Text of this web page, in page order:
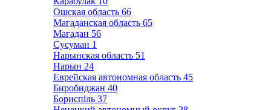
Ошская область 66
Магаданская область 65
Магадан 56
Сусуман 1
Нарынская область 51
Нарын 24
Еврейская автономная область 45
Биробиджан 40
Бориспіль 37